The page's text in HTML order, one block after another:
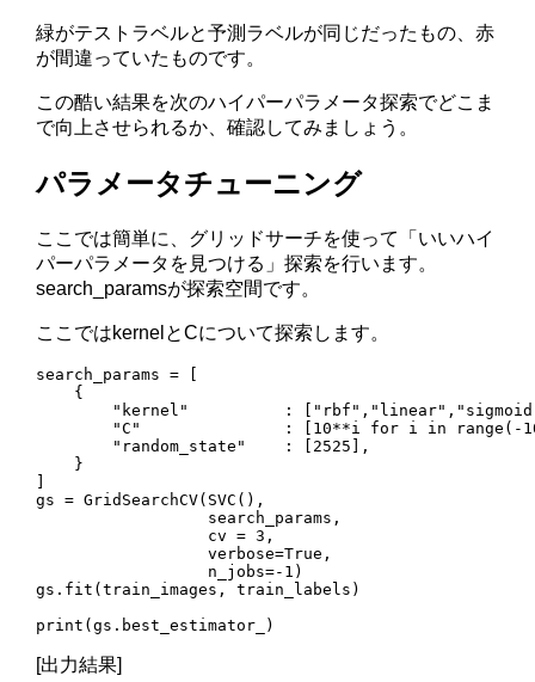
緑がテストラベルと予測ラベルが同じだったもの、赤
が間違っていたものです。
この酷い結果を次のハイパーパラメータ探索でどこま
で向上させられるか、確認してみましょう。
パラメータチューニング
ここでは簡単に、グリッドサーチを使って「いいハイ
パーパラメータを見つける」探索を行います。
search_paramsが探索空間です。
ここではkernelとCについて探索します。
search_params = [
    {
"kernel"          :
"C"               : [10**i for i in range(-
        "random_state"    : [2525],
    }
]
gs = GridSearchCV(SVC(),
                  search_params,
                  cv = 3,
                  verbose=True,
                  n_jobs=-1)
gs.fit(train_images, train_labels)
print(gs.best_estimator_)
[出力結果]